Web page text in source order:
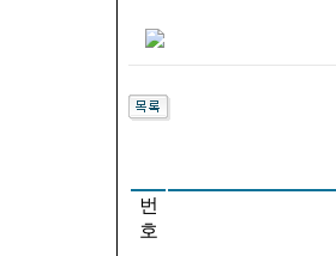
번
호